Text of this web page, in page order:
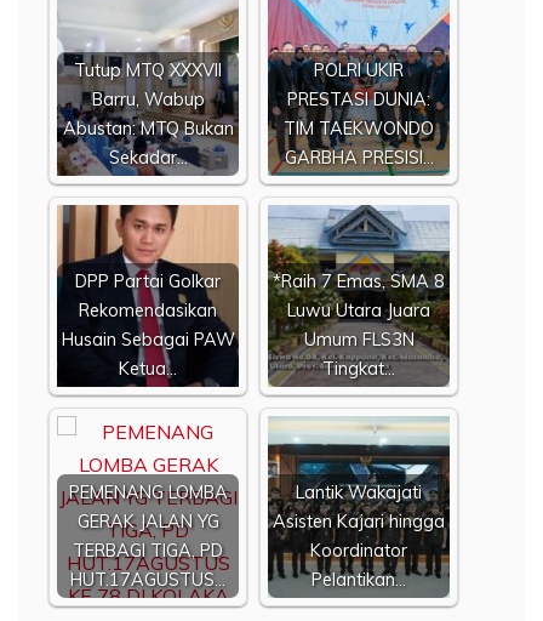
Tutup MTQ XXXVII
Barru, Wabup
Abustan: MTQ Bukan
Sekadar…
POLRI UKIR
PRESTASI DUNIA:
TIM TAEKWONDO
GARBHA PRESISI…
DPP Partai Golkar
Rekomendasikan
Husain Sebagai PAW
Ketua…
*Raih 7 Emas, SMA 8
Luwu Utara Juara
Umum FLS3N
Tingkat…
PEMENANG LOMBA
GERAK JALAN YG
TERBAGI TIGA, PD
HUT.17AGUSTUS…
Lantik Wakajati
Asisten Kajari hingga
Koordinator
Pelantikan…